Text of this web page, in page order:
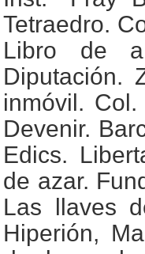
Tetraedro.
Libro de
Diputación.
inmóvil.
Devenir.
Edics.
de azar.
Las llaves
Hiperión,